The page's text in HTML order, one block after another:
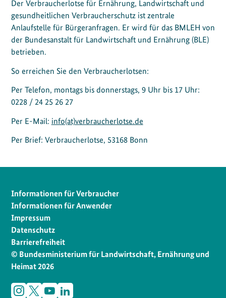
Der Verbraucherlotse für Ernährung, Landwirtschaft und
gesundheitlichen Verbraucherschutz ist zentrale
Anlaufstelle für Bürgeranfragen. Er wird für das BMLEH von
der Bundesanstalt für Landwirtschaft und Ernährung (BLE)
betrieben.
So erreichen Sie den Verbraucherlotsen:
Per Telefon, montags bis donnerstags, 9 Uhr bis 17 Uhr:
0228 / 24 25 26 27
Per E-Mail: info(at)verbraucherlotse.de
Per Brief: Verbraucherlotse, 53168 Bonn
Informationen für Verbraucher
Informationen für Anwender
Impressum
Datenschutz
Barrierefreiheit
© Bundesministerium für Landwirtschaft, Ernährung und
Heimat 2026